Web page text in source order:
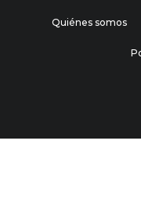
Quiénes somos